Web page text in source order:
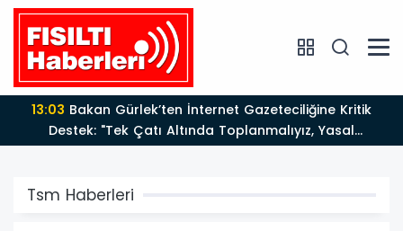
13:03
Destek: "Tek Çatı Altında Toplanmalıyız, Yasal
Düzenlemeye Hazırız"
Tsm Haberleri